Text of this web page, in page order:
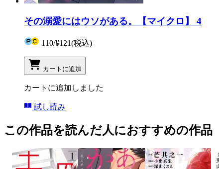
その溺愛にはウソがある。【マイクロ】 4
110/¥121(税込)
カートに追加
カートに追加しました
試し読み
この作品を読んだ人におすすめの作品